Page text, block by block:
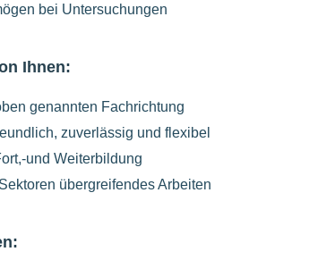
bei Untersuchungen
Ihnen:
genannten Fachrichtung
zuverlässig und flexibel
und Weiterbildung
übergreifendes Arbeiten